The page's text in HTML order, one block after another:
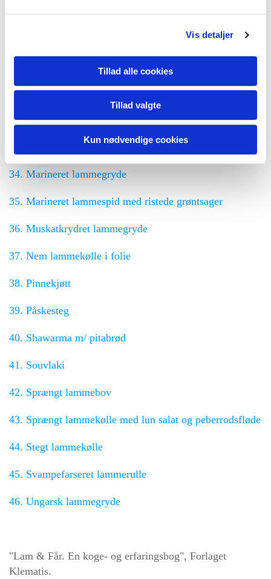
Vis detaljer
Tillad alle cookies
Tillad valgte
Kun nødvendige cookies
29. Lammeragout med timian
31. Lamme- og abrikosspid
32. Lammesteg med timiankartofler og ratatoulle
33. Letsprængt lammesteg
34. Marineret lammegryde
35. Marineret lammespid med ristede grøntsager
36. Muskatkrydret lammegryde
37. Nem lammekølle i folie
38. Pinnekjøtt
39. Påskesteg
40. Shawarma m/ pitabrød
41. Souvlaki
42. Sprængt lammebov
43. Sprængt lammekølle med lun salat og peberrodsfløde
44. Stegt lammekølle
45. Svampefarseret lammerulle
46. Ungarsk lammegryde
"Lam & Får. En koge- og erfaringsbog", Forlaget
Klematis.